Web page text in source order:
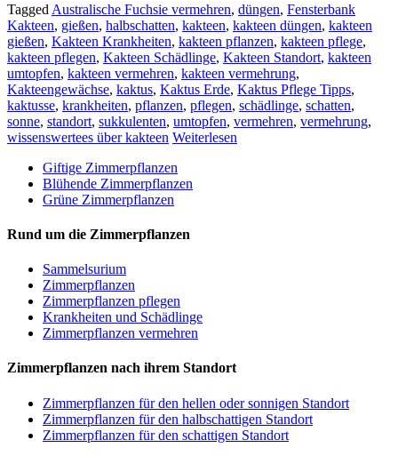
Tagged Australische Fuchsie vermehren, düngen, Fensterbank
Kakteen, gießen, halbschatten, kakteen, kakteen düngen, kakteen
gießen, Kakteen Krankheiten, kakteen pflanzen, kakteen pflege,
kakteen pflegen, Kakteen Schädlinge, Kakteen Standort, kakteen
umtopfen, kakteen vermehren, kakteen vermehrung,
Kakteengewächse, kaktus, Kaktus Erde, Kaktus Pflege Tipps,
kaktusse, krankheiten, pflanzen, pflegen, schädlinge, schatten,
sonne, standort, sukkulenten, umtopfen, vermehren, vermehrung,
wissenswertees über kakteen Weiterlesen
Giftige Zimmerpflanzen
Blühende Zimmerpflanzen
Grüne Zimmerpflanzen
Rund um die Zimmerpflanzen
Sam­mel­su­ri­um
Zimmerpflanzen
Zimmerpflanzen pflegen
Krankheiten und Schädlinge
Zimmerpflanzen vermehren
Zimmerpflanzen nach ihrem Standort
Zimmerpflanzen für den hellen oder sonnigen Standort
Zimmerpflanzen für den halbschattigen Standort
Zimmerpflanzen für den schattigen Standort